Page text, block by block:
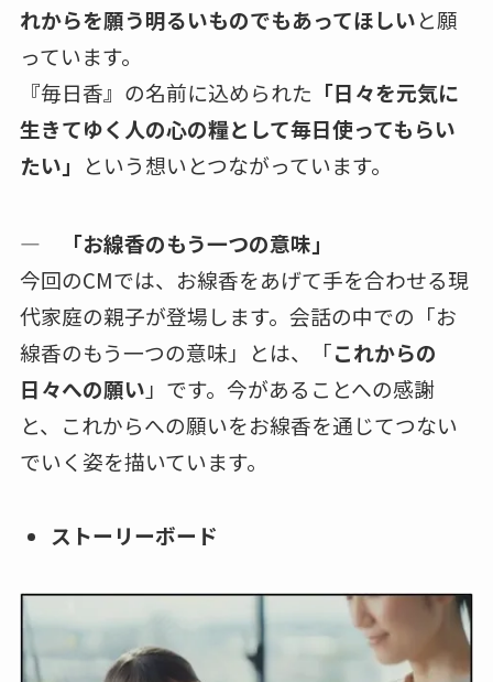
れからを願う明るいものでもあってほしいと願
っています。
『毎日香』の名前に込められた 「日々を元気に
生きてゆく人の心の糧として毎日使ってもらい
たい」 という想いとつながっています。
― 「お線香のもう一つの意味」
今回のCMでは、お線香をあげて手を合わせる現
代家庭の親子が登場します。会話の中での「お
線香のもう一つの意味」とは、「これからの
日々への願い 」です。今があることへの感謝
と、これからへの願いをお線香を通じてつない
でいく姿を描いています。
ストーリーボード